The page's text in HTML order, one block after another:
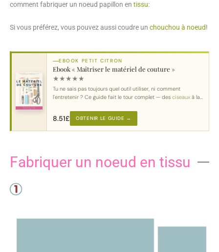
comment fabriquer un noeud papillon en tissu:
Si vous préférez, vous pouvez aussi coudre un chouchou à noeud!
EBOOK PETIT CITRON
Ebook « Maîtriser le matériel de couture »
★★★★★
Tu ne sais pas toujours quel outil utiliser, ni comment
l'entretenir ? Ce guide fait le tour complet — des ciseaux à la
8.51£ OBTENIR LE GUIDE →
Fabriquer un noeud en tissu